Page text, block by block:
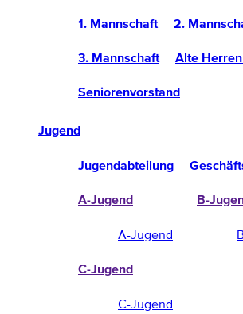
1. Mannschaft 2.
3. Mannschaft Alte
Seniorenvorstand
Jugend
Jugendabteilung
A-Jugend
A-Jugend
B-
C-Jugend
C-Jugend